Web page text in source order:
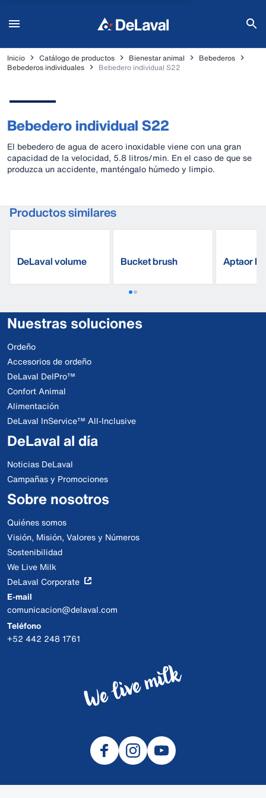
Inicio Catálogo de productos Bienestar animal
Bebederos
Bebederos individuales
Bebedero individual S22
Bebedero individual S22
El bebedero de agua de acero inoxidable viene con una gran
capacidad de la velocidad, 5.8 litros/min. En el caso de que se
produzca un accidente, manténgalo húmedo y limpio.
Productos similares
DeLaval volume Bucket brush Aptaor
Nuestras soluciones
Ordeño
Accesorios de ordeño
DeLaval DelPro™
Confort Animal
Alimentación
DeLaval InService™ All-Inclusive
DeLaval al día
Noticias DeLaval
Campañas y Promociones
Sobre nosotros
Quiénes somos
Visión, Misión, Valores y Números
Sostenibilidad
We Live Milk
DeLaval Corporate
E-mail
comunicacion@delaval.com
Teléfono
+52 442 248 1761